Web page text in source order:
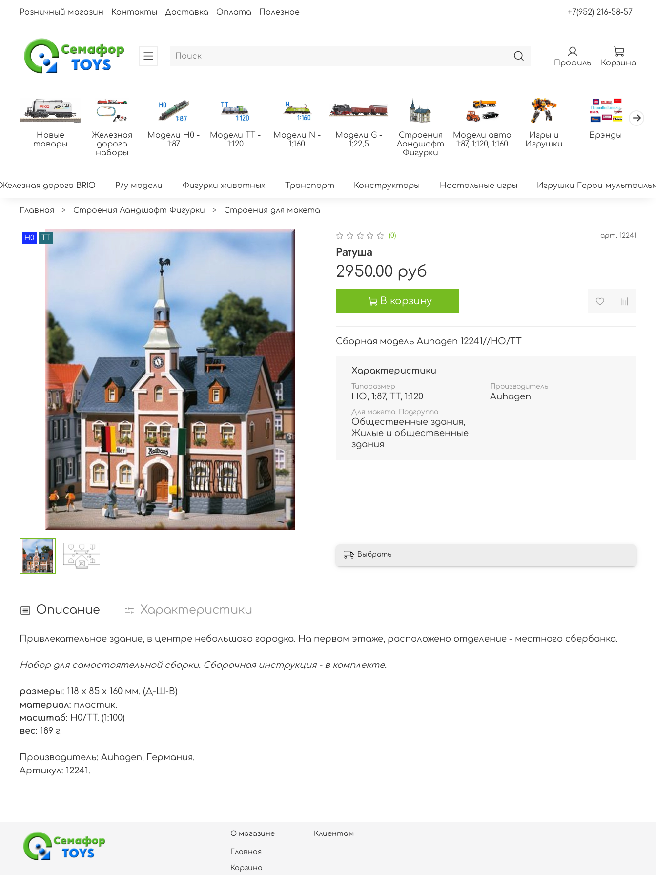
Розничный магазин Контакты Доставка Оплата Полезное +7(952) 216-58-57
Профиль Корзина
Новые
товары
Железная
дорога
наборы
Модели H0 -
1:87
Модели ТТ -
1:120
Модели N -
1:160
Модели G -
1:22,5
Строения
Ландшафт
Фигурки
Модели авто
1:87, 1:120, 1:160
Игры и
Игрушки
Брэнды
Железная дорога BRIO Р/у модели Фигурки животных Транспорт Конструкторы Настольные игры Игрушки Герои
Главная Строения Ландшафт Фигурки Строения для макета
H0 TT (0) арт. 12241
Ратуша
2950.00 руб
В корзину
Сборная модель Auhagen 12241//HO/TT
Характеристики
Типоразмер
HO, 1:87, TT, 1:120
Производитель
Auhagen
Для макета. Подгруппа
Общественные здания,
Жилые и общественные
здания
Выбрать
Описание Характеристики
Привлекательное здание, в центре небольшого городка. На первом этаже, расположено отделение - местного сбербанка.
Набор для самостоятельной сборки. Сборочная инструкция - в комплекте.
размеры: 118 x 85 x 160 мм. (Д-Ш-В)
материал: пластик.
масштаб: H0/TT. (1:100)
вес: 189 г.
Производитель: Auhagen, Германия.
Артикул: 12241.
О магазине
Главная
Корзина
Клиентам